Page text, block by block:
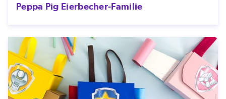
Peppa Pig Eierbecher-Familie